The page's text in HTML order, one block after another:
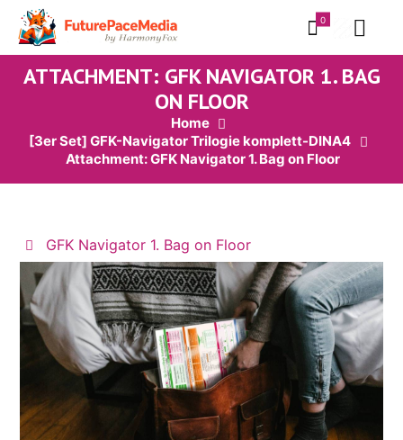
0
ATTACHMENT: GFK NAVIGATOR 1. BAG
ON FLOOR
Home
[3er Set] GFK-Navigator Trilogie komplett-DINA4
Attachment: GFK Navigator 1. Bag on Floor
GFK Navigator 1. Bag on Floor